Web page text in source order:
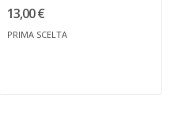
13,00 €
PRIMA SCELTA